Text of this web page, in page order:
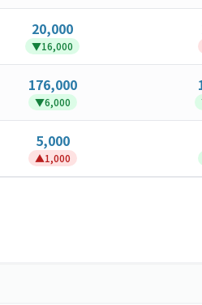
20,000
▼16,000
176,000
▼6,000
5,000
▲1,000